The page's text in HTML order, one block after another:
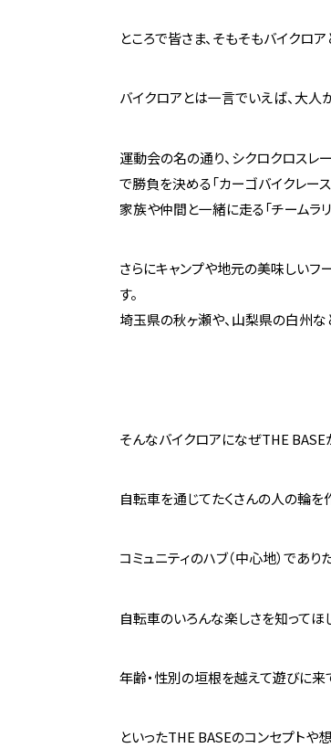
ところで皆さま、そもそもバイクロ
バイクロアとは一言でいえば、大
運動会の名の通り、シクロクロスレ
で勝負を決める「カーゴバイクレー
家族や仲間と一緒に走る「チームラ
さらにキャンプや地元の美味しい
埼玉県の秋ヶ瀬や、山梨県の白州
そんなバイクロアになぜTHE BASE
自転車を通じてたくさんの人の輪を
コミュニティのハブ（中心地）であり
自転車のいろんな楽しさを知ってほ
年齢・性別の垣根を越えて遊びに来
といったTHE BASEのコンセプトや